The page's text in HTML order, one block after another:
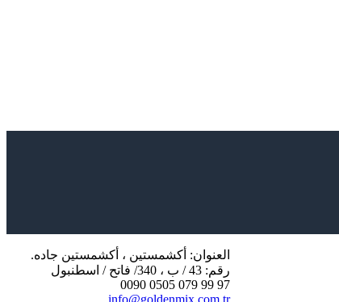
العنوان: أكشمستين ، أكشمستين جاده.
رقم: 43 / ب ، 340/ فاتح / اسطنبول
97 99 079 0505 0090